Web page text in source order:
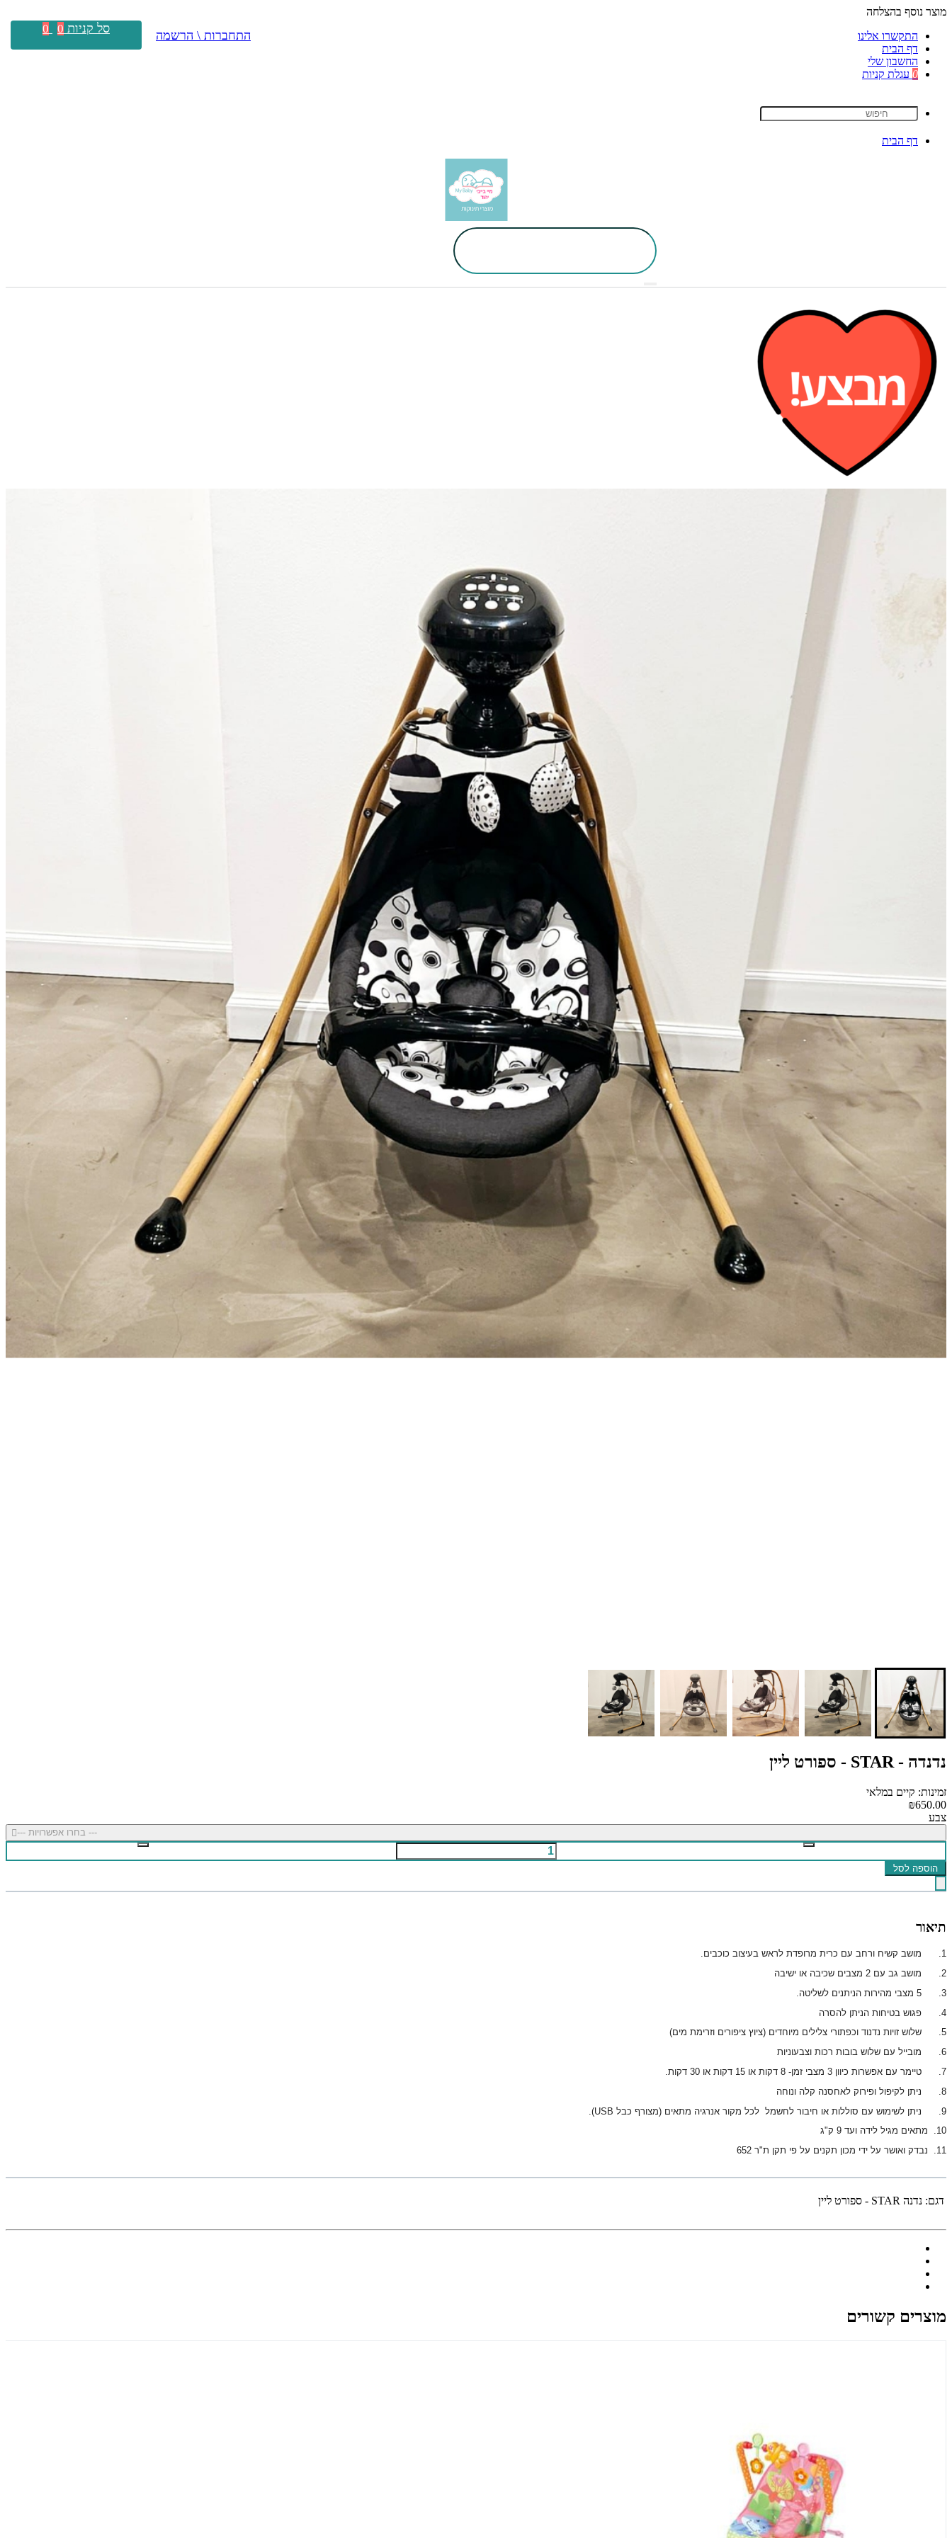
מוצר נוסף בהצלחה
התקשרו אלינו
דף הבית
החשבון שלי
0 עגלת קניות
דף הבית
התחברות \ הרשמה סל קניות 0
0
נדנדה - STAR - ספורט ליין
זמינות: קיים במלאי
₪650.00
צבע
--- בחרו אפשרויות ---
הוספה לסל
תיאור
1.
מושב קשיח ורחב עם כרית מרופדת לראש בעיצוב כוכבים.
2.
מושב גב עם 2 מצבים שכיבה או ישיבה
3.
5 מצבי מהירות הניתנים לשליטה.
4.
פגוש בטיחות הניתן להסרה
5.
שלוש זויות נדנוד וכפתורי צלילים מיוחדים (ציוץ ציפורים וזרימת מים)
6.
מובייל עם שלוש בובות רכות וצבעוניות
7.
טיימר עם אפשרות כיוון 3 מצבי זמן- 8 דקות או 15 דקות או 30 דקות.
8.
ניתן לקיפול ופירוק לאחסנה קלה ונוחה
9.
ניתן לשימוש עם סוללות או חיבור לחשמל לכל מקור אנרגיה מתאים (מצורף כבל USB).
10.
מתאים מגיל לידה ועד 9 ק"ג
11.
נבדק ואושר על ידי מכון תקנים על פי תקן ת"ר 652
דגם: נדנה STAR - ספורט ליין
מוצרים קשורים